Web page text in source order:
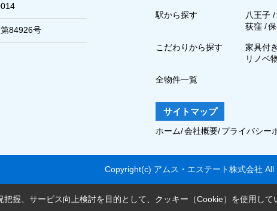
84926号
駅から探す 八王子 /
荻窪 /
こだわりから探す 家具付
リノベ
全物件一覧
サイトマップ
ホーム/会社概要/プライバシー
Copyright(c) アムス・エステート株式会社 All
握、サービス向上検討を目的として、クッキー（Cookie）を使用して